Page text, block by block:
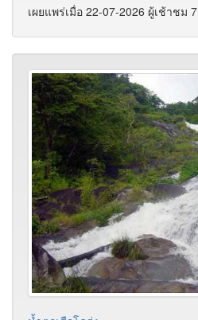
เผยแพร่เมื่อ 22-07-2026 ผู้เช้าชม 7